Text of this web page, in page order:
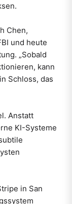
Chen,
und heute
„Sobald
kann
Schloss, das
Anstatt
KI-Systeme
in San